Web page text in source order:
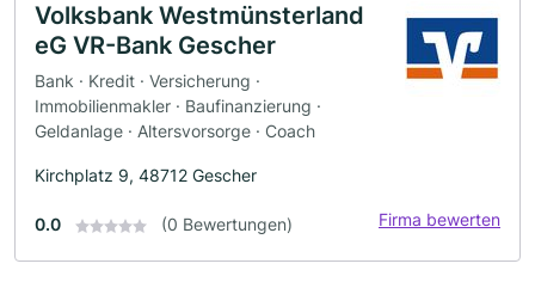
Volksbank Westmünsterland
eG VR-Bank Gescher
Bank · Kredit · Versicherung ·
Immobilienmakler · Baufinanzierung ·
Geldanlage · Altersvorsorge · Coach
Kirchplatz 9, 48712 Gescher
0.0 (0 Bewertungen) Firma bewerten